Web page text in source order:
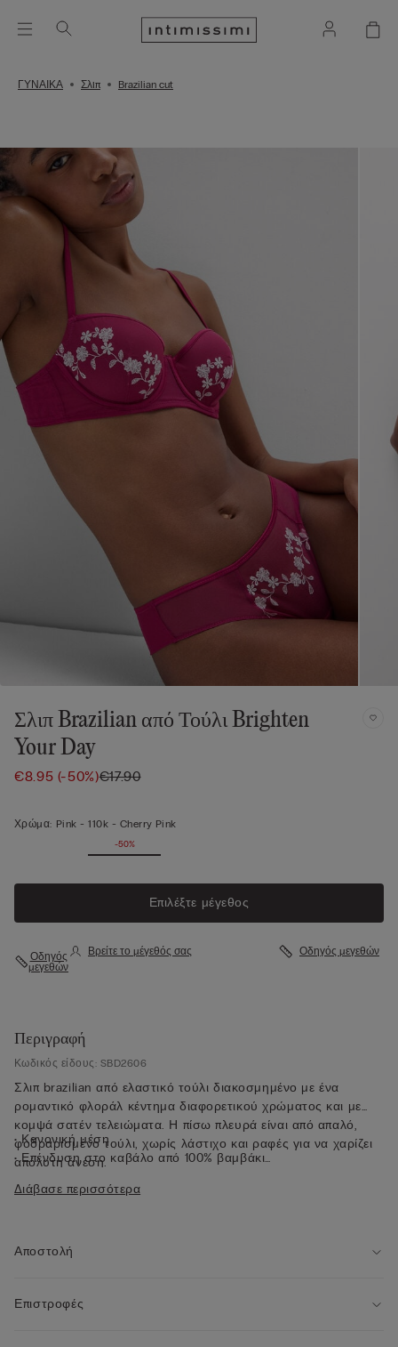
ΓΥΝΑΙΚΑ Σλιπ Brazilian cut
Σλιπ Brazilian από Τούλι Brighten
Your Day
€8.95 (-50%)€17.90
Χρώμα: Pink -110k - Cherry Pink
-50%
Επιλέξτε μέγεθος
Οδηγός
μεγεθών
Βρείτε το μέγεθός σας Οδηγός μεγεθών
Περιγραφή
Κωδικός είδους: SBD2606
Σλιπ brazilian από ελαστικό τούλι διακοσμημένο με ένα
ρομαντικό φλοράλ κέντημα διαφορετικού χρώματος και με
κομψά σατέν τελειώματα. Η πίσω πλευρά είναι από απαλό,
φοδραρισμένο τούλι, χωρίς λάστιχο και ραφές για να χαρίζει
απόλυτη άνεση.
• Κανονική μέση
• Επένδυση στο καβάλο από 100% βαμβάκι
• Το μοντέλο έχει ύψος 175 εκ. και φοράει μέγεθος 2 / S
Διάβασε περισσότερα
Αποστολή
Επιστροφές